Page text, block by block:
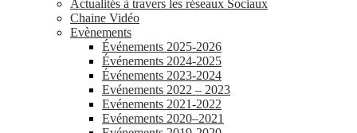
Actualités à travers les réseaux Sociaux
Chaine Vidéo
Evènements
Événements 2025-2026
Événements 2024-2025
Événements 2023-2024
Evénements 2022 – 2023
Evénements 2021-2022
Evénements 2020–2021